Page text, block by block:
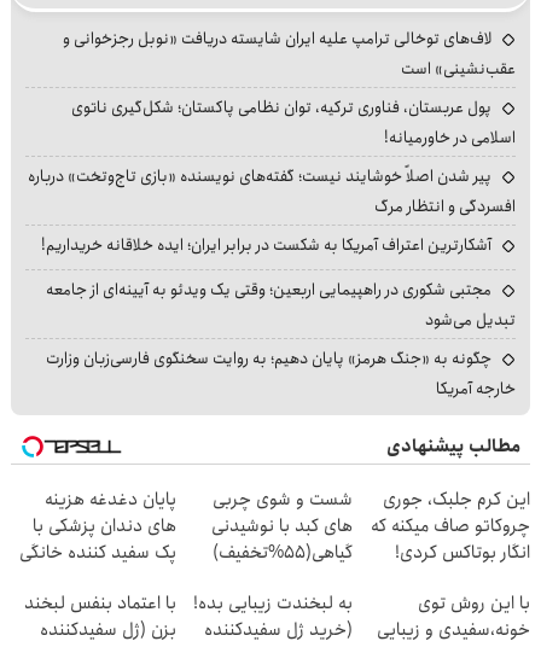
لاف‌های توخالی ترامپ علیه ایران شایسته دریافت «نوبل رجزخوانی و
عقب‌نشینی» است
پول عربستان، فناوری ترکیه، توان نظامی پاکستان؛ شکل‌گیری ناتوی
اسلامی در خاورمیانه!
پیر شدن اصلاً خوشایند نیست؛ گفته‌های نویسنده «بازی تاج‌وتخت» درباره
افسردگی و انتظار مرگ
آشکارترین اعتراف آمریکا به شکست در برابر ایران؛ ایده خلاقانه خریداریم!
مجتبی شکوری در راهپیمایی اربعین؛ وقتی یک ویدئو به آیینه‌ای از جامعه
تبدیل می‌شود
چگونه به «جنگ هرمز» پایان دهیم؛ به روایت سخنگوی فارسی‌زبان وزارت
خارجه آمریکا
مطالب پیشنهادی
این کرم جلبک، جوری
چروکاتو صاف میکنه که
انگار بوتاکس کردی!
شست و شوی چربی
های کبد با نوشیدنی
گیاهی(55%تخفیف)
پایان دغدغه هزینه
های دندان پزشکی با
پک سفید کننده خانگی
با این روش توی
خونه،سفیدی و زیبایی
به لبخندت زیبایی بده!
(خرید ژل سفیدکننده
با اعتماد بنفس لبخند
بزن (ژل سفیدکننده